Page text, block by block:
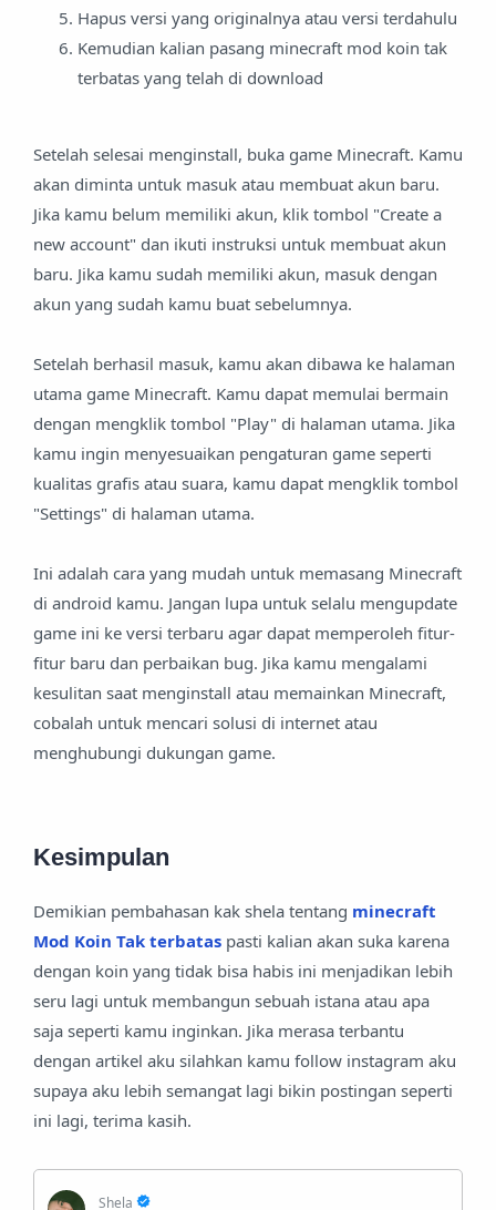
Hapus versi yang originalnya atau versi terdahulu
Kemudian kalian pasang minecraft mod koin tak
terbatas yang telah di download
Setelah selesai menginstall, buka game Minecraft. Kamu
akan diminta untuk masuk atau membuat akun baru.
Jika kamu belum memiliki akun, klik tombol "Create a
new account" dan ikuti instruksi untuk membuat akun
baru. Jika kamu sudah memiliki akun, masuk dengan
akun yang sudah kamu buat sebelumnya.
Setelah berhasil masuk, kamu akan dibawa ke halaman
utama game Minecraft. Kamu dapat memulai bermain
dengan mengklik tombol "Play" di halaman utama. Jika
kamu ingin menyesuaikan pengaturan game seperti
kualitas grafis atau suara, kamu dapat mengklik tombol
"Settings" di halaman utama.
Ini adalah cara yang mudah untuk memasang Minecraft
di android kamu. Jangan lupa untuk selalu mengupdate
game ini ke versi terbaru agar dapat memperoleh fitur-
fitur baru dan perbaikan bug. Jika kamu mengalami
kesulitan saat menginstall atau memainkan Minecraft,
cobalah untuk mencari solusi di internet atau
menghubungi dukungan game.
Kesimpulan
Demikian pembahasan kak shela tentang minecraft
Mod Koin Tak terbatas pasti kalian akan suka karena
dengan koin yang tidak bisa habis ini menjadikan lebih
seru lagi untuk membangun sebuah istana atau apa
saja seperti kamu inginkan. Jika merasa terbantu
dengan artikel aku silahkan kamu follow instagram aku
supaya aku lebih semangat lagi bikin postingan seperti
ini lagi, terima kasih.